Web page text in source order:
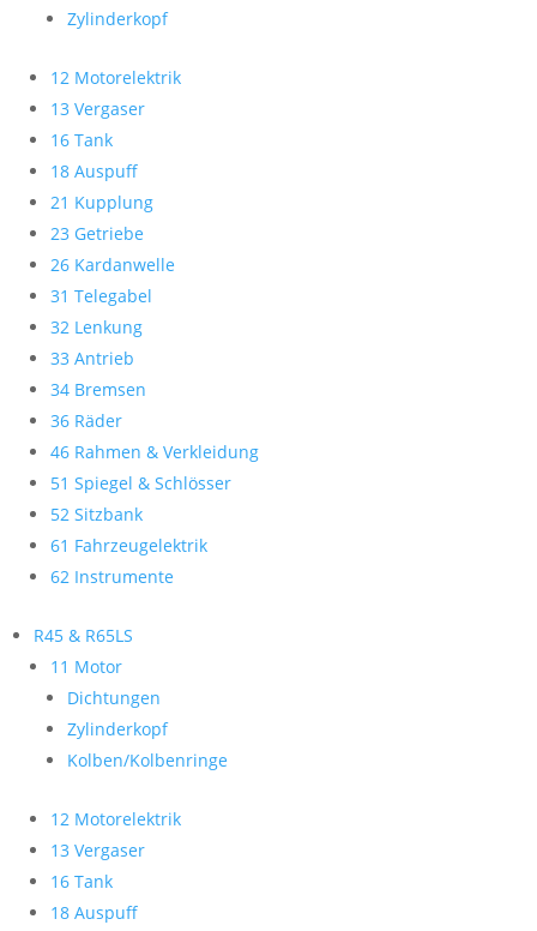
Zylinderkopf
12 Motorelektrik
13 Vergaser
16 Tank
18 Auspuff
21 Kupplung
23 Getriebe
26 Kardanwelle
31 Telegabel
32 Lenkung
33 Antrieb
34 Bremsen
36 Räder
46 Rahmen & Verkleidung
51 Spiegel & Schlösser
52 Sitzbank
61 Fahrzeugelektrik
62 Instrumente
R45 & R65LS
11 Motor
Dichtungen
Zylinderkopf
Kolben/Kolbenringe
12 Motorelektrik
13 Vergaser
16 Tank
18 Auspuff